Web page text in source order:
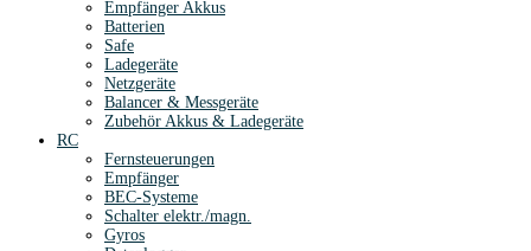
Empfänger Akkus
Batterien
Safe
Ladegeräte
Netzgeräte
Balancer & Messgeräte
Zubehör Akkus & Ladegeräte
RC
Fernsteuerungen
Empfänger
BEC-Systeme
Schalter elektr./magn.
Gyros